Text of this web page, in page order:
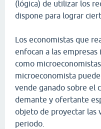
(lógica) de utilizar los
dispone para lograr
Los economistas que
enfocan a las empresas
como
microeconomista
vende ganado sobre el
demante y ofertante
objeto de proyectar las
periodo.